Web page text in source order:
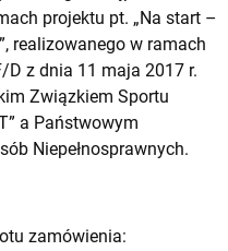
projektu pt. „Na start –
realizowanego w ramach
z dnia 11 maja 2017 r.
Związkiem Sportu
a Państwowym
Niepełnosprawnych.
zamówienia: